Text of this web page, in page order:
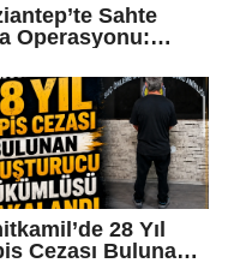
Sahte
Operasyonu:
Çıktı
28 Yıl
Cezası Bulunan